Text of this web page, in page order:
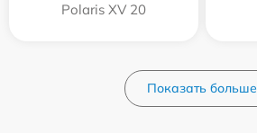
Polaris XV 20
Показать больше